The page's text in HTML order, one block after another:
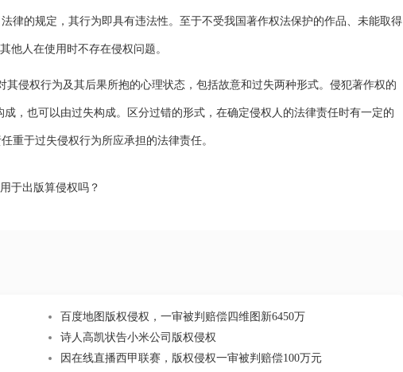
律的规定，其行为即具有违法性。至于不受我国著作权法保护的作品、未能取得
他人在使用时不存在侵权问题。
侵权行为及其后果所抱的心理状态，包括故意和过失两种形式。侵犯著作权的
，也可以由过失构成。区分过错的形式，在确定侵权人的法律责任时有一定的
重于过失侵权行为所应承担的法律责任。
于出版算侵权吗？
百度地图版权侵权，一审被判赔偿四维图新6450万
诗人高凯状告小米公司版权侵权
因在线直播西甲联赛，版权侵权一审被判赔偿100万元